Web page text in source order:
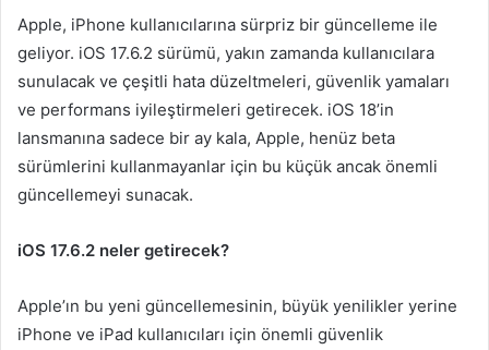
Apple, iPhone kullanıcılarına sürpriz bir güncelleme ile
geliyor. iOS 17.6.2 sürümü, yakın zamanda kullanıcılara
sunulacak ve çeşitli hata düzeltmeleri, güvenlik yamaları
ve performans iyileştirmeleri getirecek. iOS 18’in
lansmanına sadece bir ay kala, Apple, henüz beta
sürümlerini kullanmayanlar için bu küçük ancak önemli
güncellemeyi sunacak.
iOS 17.6.2 neler getirecek?
Apple’ın bu yeni güncellemesinin, büyük yenilikler yerine
iPhone ve iPad kullanıcıları için önemli güvenlik